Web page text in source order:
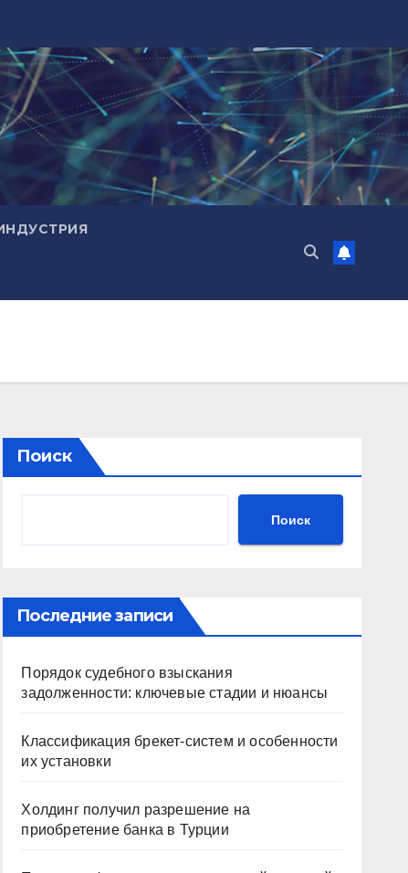
Поиск
Поиск
Последние записи
Порядок судебного взыскания
задолженности: ключевые стадии и нюансы
Классификация брекет-систем и особенности
их установки
Холдинг получил разрешение на
приобретение банка в Турции